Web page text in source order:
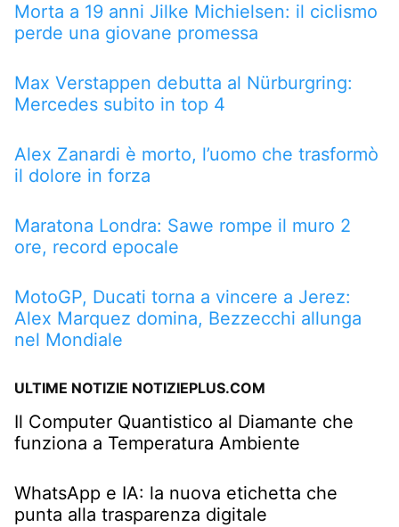
Morta a 19 anni Jilke Michielsen: il ciclismo
perde una giovane promessa
Max Verstappen debutta al Nürburgring:
Mercedes subito in top 4
Alex Zanardi è morto, l’uomo che trasformò
il dolore in forza
Maratona Londra: Sawe rompe il muro 2
ore, record epocale
MotoGP, Ducati torna a vincere a Jerez:
Alex Marquez domina, Bezzecchi allunga
nel Mondiale
ULTIME NOTIZIE NOTIZIEPLUS.COM
Il Computer Quantistico al Diamante che
funziona a Temperatura Ambiente
WhatsApp e IA: la nuova etichetta che
punta alla trasparenza digitale